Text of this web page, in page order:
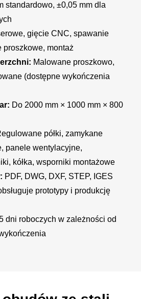
standardowo, ±0,05 mm dla
gięcie CNC, spawanie
proszkowe, montaż
Malowane proszkowo,
(dostępne wykończenia
Do 2000 mm × 1000 mm × 800
półki, zamykane
panele wentylacyjne,
kółka, wsporniki montażowe
PDF, DWG, DXF, STEP, IGES
prototypy i produkcję
dni roboczych w zależności od